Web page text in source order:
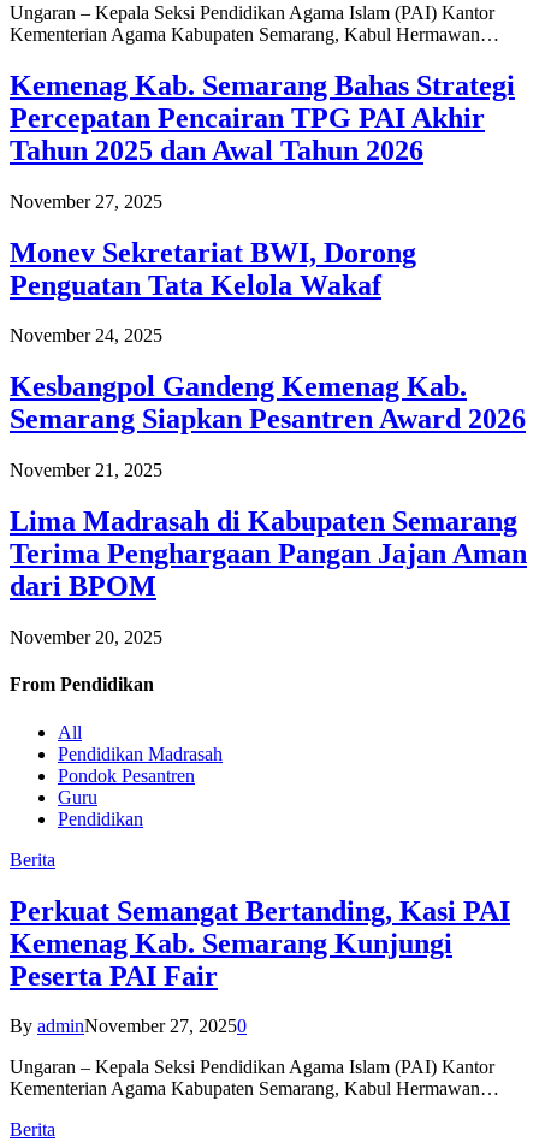
Ungaran – Kepala Seksi Pendidikan Agama Islam (PAI) Kantor
Kementerian Agama Kabupaten Semarang, Kabul Hermawan…
Kemenag Kab. Semarang Bahas Strategi
Percepatan Pencairan TPG PAI Akhir
Tahun 2025 dan Awal Tahun 2026
November 27, 2025
Monev Sekretariat BWI, Dorong
Penguatan Tata Kelola Wakaf
November 24, 2025
Kesbangpol Gandeng Kemenag Kab.
Semarang Siapkan Pesantren Award 2026
November 21, 2025
Lima Madrasah di Kabupaten Semarang
Terima Penghargaan Pangan Jajan Aman
dari BPOM
November 20, 2025
From Pendidikan
All
Pendidikan Madrasah
Pondok Pesantren
Guru
Pendidikan
Berita
Perkuat Semangat Bertanding, Kasi PAI
Kemenag Kab. Semarang Kunjungi
Peserta PAI Fair
By adminNovember 27, 20250
Ungaran – Kepala Seksi Pendidikan Agama Islam (PAI) Kantor
Kementerian Agama Kabupaten Semarang, Kabul Hermawan…
Berita